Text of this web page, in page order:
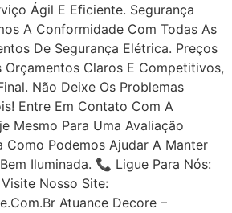
Ágil E Eficiente. Segurança
A Conformidade Com Todas As
De Segurança Elétrica. Preços
Orçamentos Claros E Competitivos,
Não Deixe Os Problemas
Entre Em Contato Com A
Mesmo Para Uma Avaliação
Como Podemos Ajudar A Manter
Iluminada. 📞 Ligue Para Nós:
Nosso Site:
Atuance Decore –